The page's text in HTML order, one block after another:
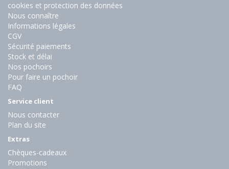
cookies et protection des données
Nous connaître
Informations légales
CGV
Sécurité paiements
Stock et délai
Nos pochoirs
Pour faire un pochoir
FAQ
Service client
Nous contacter
Plan du site
Extras
Chèques-cadeaux
Promotions